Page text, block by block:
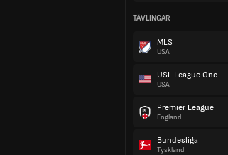
TÄVLINGAR
MLS
USA
USL League One
USA
Premier League
England
Bundesliga
Tyskland